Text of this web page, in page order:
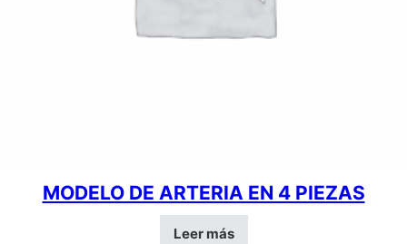
MODELO DE ARTERIA EN 4 PIEZAS
Leer más